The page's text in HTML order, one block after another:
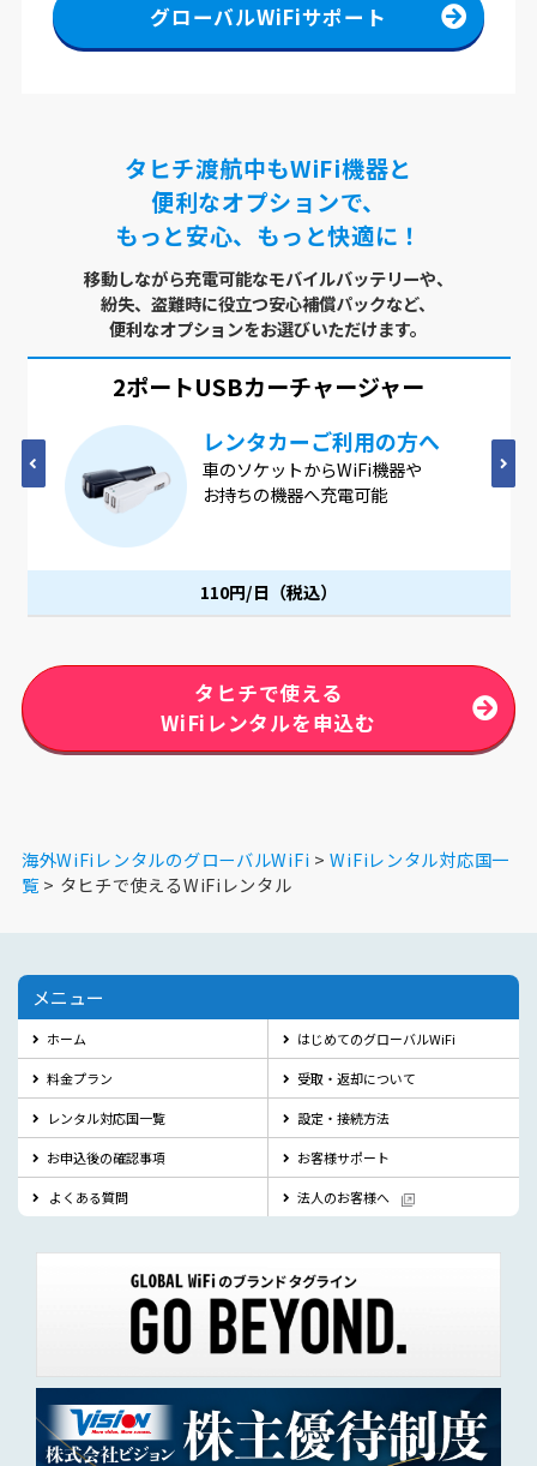
グローバルWiFiサポート
タヒチ渡航中もWiFi機器と
便利なオプションで、
もっと安心、もっと快適に！
移動しながら充電可能なモバイルバッテリーや、
紛失、盗難時に役立つ安心補償パックなど、
便利なオプションをお選びいただけます。
ャージャー
ご利用の方へ
からWiFi機器や
へ充電可能
USBx4ポート
4つのUSB
4つのUSBポー
ACアダプター
タヒチで使える
WiFiレンタルを申込む
海外WiFiレンタルのグローバルWiFi
WiFiレンタル対応国一
覧
タヒチで使えるWiFiレンタル
メニュー
ホーム はじめてのグローバルWiFi
料金プラン 受取・返却について
レンタル対応国一覧 設定・接続方法
お申込後の確認事項 お客様サポート
よくある質問 法人のお客様へ